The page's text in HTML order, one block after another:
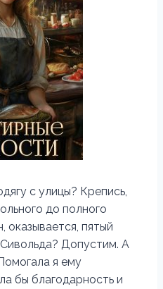
с улицы? Крепись,
до полного
оказывается, пятый
Допустим. А
я ему
бы благодарность и